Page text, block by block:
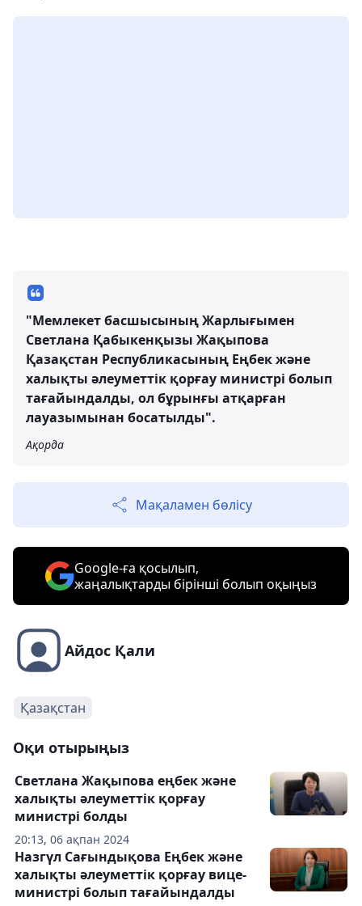
"Мемлекет басшысының Жарлығымен
Светлана Қабыкенқызы Жақыпова
Қазақстан Республикасының Еңбек және
халықты әлеуметтік қорғау министрі болып
тағайындалды, ол бұрынғы атқарған
лауазымынан босатылды".
Ақорда
Мақаламен бөлісу
Google-ға қосылып,
жаңалықтарды бірінші болып оқыңыз
Айдос Қали
Қазақстан
Оқи отырыңыз
20:13, 06 ақпан 2024
Светлана Жақыпова еңбек және
халықты әлеуметтік қорғау
министрі болды
Назгүл Сағындықова Еңбек және
халықты әлеуметтік қорғау вице-
министрі болып тағайындалды